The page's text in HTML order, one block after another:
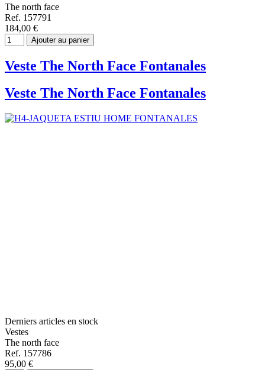
The north face
Ref. 157791
184,00 €
Ajouter au panier
Veste The North Face Fontanales
Veste The North Face Fontanales
Derniers articles en stock
Vestes
The north face
Ref. 157786
95,00 €